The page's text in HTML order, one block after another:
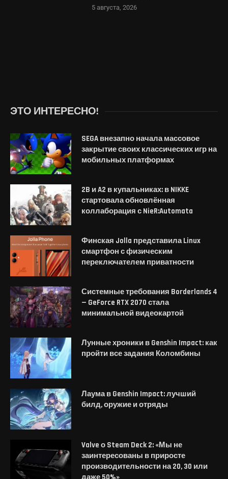
5 августа, 2026
ЭТО ИНТЕРЕСНО!
SEGA внезапно начала массовое
закрытие своих классических игр на
мобильных платформах
2B и A2 в купальниках: в NIKKE
стартовала обновлённая
коллаборация с NieR:Automata
Финская Jolla представила Linux
смартфон с физическим
переключателем приватности
Системные требования Borderlands 4
— GeForce RTX 2070 стала
минимальной видеокартой
Лунные хроники в Genshin Impact: как
пройти все задания Коломбины
Лаума в Genshin Impact: лучший
билд, оружие и отряды
Valve о Steam Deck 2: «Мы не
заинтересованы в приросте
производительности на 20, 30 или